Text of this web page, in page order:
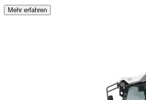
Mehr erfahren